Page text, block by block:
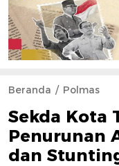
Beranda Polmas
Sekda Kota
Penurunan
dan